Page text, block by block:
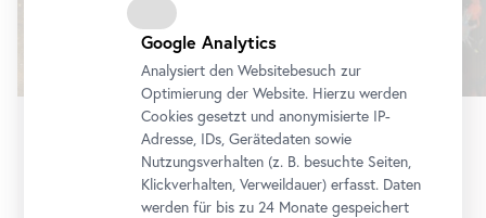
Dauerausstellung • Oberes Belvedere
Schau!
Die Sammlung Belvedere von Cranach bis
Google Analytics
Analysiert den Websitebesuch zur
Optimierung der Website. Hierzu werden
Cookies gesetzt und anonymisierte IP-
Adresse, IDs, Gerätedaten sowie
Nutzungsverhalten (z. B. besuchte Seiten,
Klickverhalten, Verweildauer) erfasst. Daten
werden für bis zu 24 Monate gespeichert